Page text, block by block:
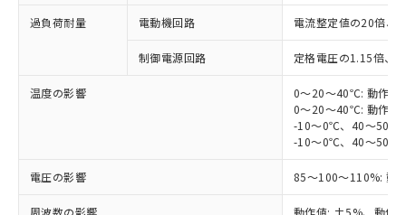
過負荷耐量 電動機回路 電流整定値の20倍、
制御電源回路 定格電圧の1.15倍、3
温度の影響
0～20～40℃: 動作
0～20～40℃: 動作
-10～0℃、40～50℃:
-10～0℃、40～50℃:
電圧の影響 85～100～110%:
周波数の影響 動作値: ±5%、動作
(税抜)を提供させていただくもので
当社制御機器事業取扱商品の中には、
本サービスの対象外となる商品もある
在庫状況および標準価格照会結果は、
記載している更新日時点での社内デー
タに基づき作成されるものであり、閲
覧された時点での実際の在庫および標
商品です。
非該当品：ライセンス料など無形物で、有
害物質有無と関係のない商品です。
仕入先様の事情により、非含有部品として
いたものが、含有品と判明した場合などや
ミウム(Cd) 100ppm以下、
六価クロム(Cr(Ⅵ)) 1000ppm以下、ポリ臭化ビフェニル
類(PBB) 1000ppm以下、ポリ臭化ジフェニルエーテル類
「○」：最大均質材料含有率が中国RoHSの
基準値以下であることを示します。
「×」：最大均質材料含有率が中国RoHSの
基準値を超えていることを示します。
「－」：未確認です。当社販売部門へお問
*中国RoHS10物質の基準値 (GB/T26572)：
Pb(鉛) :1000ppm、 Hg(水銀) : 1000ppm、 Cd(カドミウ
Cr(Ⅵ)(六価クロム) : 1000ppm、 PBBs(ポリ臭化ビフェ
当社は、これら貴社製品のうち、外国
為替および外国貿易法に定める商品
（以下｢規制貨物等」という）を輸出
または国外への提供する場合は、日本
国政府の輸出許可(または役務取引許
可)を取得するなどの必要な手続きを